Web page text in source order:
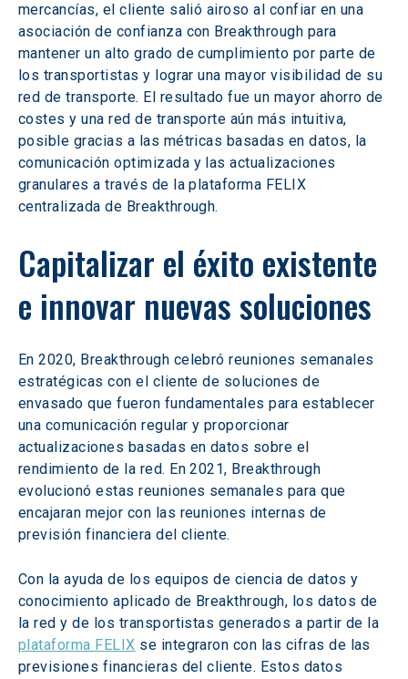
mercancías, el cliente salió airoso al confiar en una
asociación de confianza con Breakthrough para
mantener un alto grado de cumplimiento por parte de
los transportistas y lograr una mayor visibilidad de su
red de transporte. El resultado fue un mayor ahorro de
costes y una red de transporte aún más intuitiva,
posible gracias a las métricas basadas en datos, la
comunicación optimizada y las actualizaciones
granulares a través de la plataforma FELIX
centralizada de Breakthrough.
Capitalizar el éxito existente
e innovar nuevas soluciones
En 2020, Breakthrough celebró reuniones semanales
estratégicas con el cliente de soluciones de
envasado que fueron fundamentales para establecer
una comunicación regular y proporcionar
actualizaciones basadas en datos sobre el
rendimiento de la red. En 2021, Breakthrough
evolucionó estas reuniones semanales para que
encajaran mejor con las reuniones internas de
previsión financiera del cliente.
Con la ayuda de los equipos de ciencia de datos y
conocimiento aplicado de Breakthrough, los datos de
la red y de los transportistas generados a partir de la
plataforma FELIX se integraron con las cifras de las
previsiones financieras del cliente. Estos datos